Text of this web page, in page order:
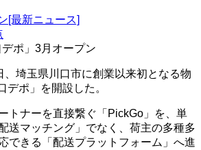
[最新ニュース]
デポ」3月オープン
埼玉県川口市に創業以来初となる物
ポ」を開設した。
トナーを直接繋ぐ「PickGo」を、単
送マッチング」でなく、荷主の多種多
できる「配送プラットフォーム」へ進